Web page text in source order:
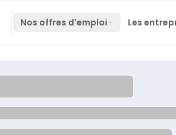
Nos offres d'emploi Les